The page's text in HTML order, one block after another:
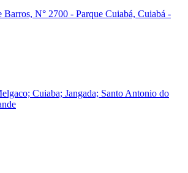
Barros, N° 2700 - Parque Cuiabá, Cuiabá -
Cuiaba; Jangada; Santo Antonio do